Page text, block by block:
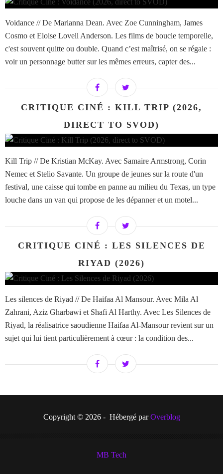
Voidance // De Marianna Dean. Avec Zoe Cunningham, James
Cosmo et Eloise Lovell Anderson. Les films de boucle temporelle,
c'est souvent quitte ou double. Quand c’est maîtrisé, on se régale :
voir un personnage butter sur les mêmes erreurs, capter des...
CRITIQUE CINÉ : KILL TRIP (2026,
DIRECT TO SVOD)
Kill Trip // De Kristian McKay. Avec Samaire Armstrong, Corin
Nemec et Stelio Savante. Un groupe de jeunes sur la route d'un
festival, une caisse qui tombe en panne au milieu du Texas, un type
louche dans un van qui propose de les dépanner et un motel...
CRITIQUE CINÉ : LES SILENCES DE
RIYAD (2026)
Les silences de Riyad // De Haifaa Al Mansour. Avec Mila Al
Zahrani, Aziz Gharbawi et Shafi Al Harthy. Avec Les Silences de
Riyad, la réalisatrice saoudienne Haifaa Al-Mansour revient sur un
sujet qui lui tient particulièrement à cœur : la condition des...
Copyright © 2026 - Hébergé parOverblog
MB Tech